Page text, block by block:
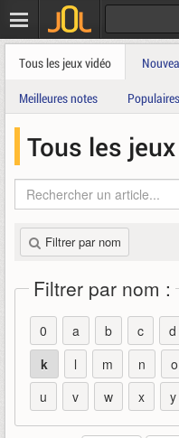
Tous les jeux vidéo
Meilleures notes Populaires
Tous les
Filtrer par nom
Filtrer par nom :
0 a b c d
k
l m n o
u
v w x y